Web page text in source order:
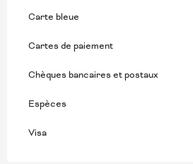
Carte bleue
Cartes de paiement
Chèques bancaires et postaux
Espèces
Visa